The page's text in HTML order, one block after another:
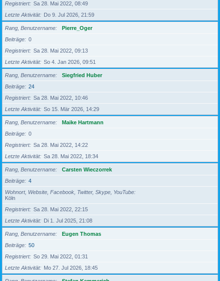
Registriert
Sa 28. Mai 2022, 08:49
Letzte Aktivität
Do 9. Jul 2026, 21:59
Rang, Benutzername
Pierre_Oger
Beiträge
0
Registriert
Sa 28. Mai 2022, 09:13
Letzte Aktivität
So 4. Jan 2026, 09:51
Rang, Benutzername
Siegfried Huber
Beiträge
24
Registriert
Sa 28. Mai 2022, 10:46
Letzte Aktivität
So 15. Mär 2026, 14:29
Rang, Benutzername
Maike Hartmann
Beiträge
0
Registriert
Sa 28. Mai 2022, 14:22
Letzte Aktivität
Sa 28. Mai 2022, 18:34
Rang, Benutzername
Carsten Wieczorrek
Beiträge
4
Wohnort, Website, Facebook, Twitter, Skype, YouTube
Köln
Registriert
Sa 28. Mai 2022, 22:15
Letzte Aktivität
Di 1. Jul 2025, 21:08
Rang, Benutzername
Eugen Thomas
Beiträge
50
Registriert
So 29. Mai 2022, 01:31
Letzte Aktivität
Mo 27. Jul 2026, 18:45